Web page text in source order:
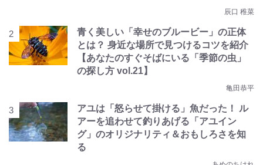
辰口 稚菜
青く美しい「幸せのブルービー」の正体
とは？ 身近な場所で見つけるコツを紹介
【あなたのすぐそばにいる「季節の虫」
の探し方 vol.21】
亀田恭平
アユは「怒らせて掛ける」魚だった！ ル
アーを追わせて釣りあげる「アユイン
グ」のオリジナリティ＆おもしろさを知
る